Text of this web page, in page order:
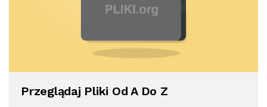
Przeglądaj Pliki Od A Do Z